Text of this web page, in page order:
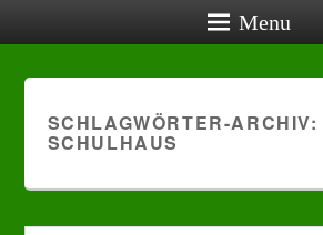
Menu
SCHLAGWÖRTER-ARCHIV:
SCHULHAUS